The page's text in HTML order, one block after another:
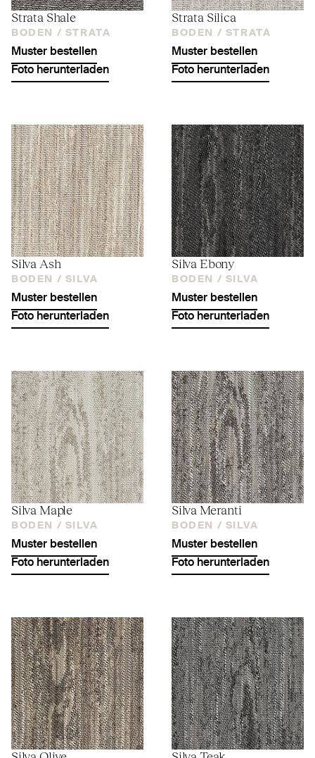
Strata Shale
BODEN / STRATA
Muster bestellen
Foto herunterladen
Strata Silica
BODEN / STRATA
Muster bestellen
Foto herunterladen
Silva Ash
BODEN / SILVA
Muster bestellen
Foto herunterladen
Silva Ebony
BODEN / SILVA
Muster bestellen
Foto herunterladen
Silva Maple
BODEN / SILVA
Muster bestellen
Foto herunterladen
Silva Meranti
BODEN / SILVA
Muster bestellen
Foto herunterladen